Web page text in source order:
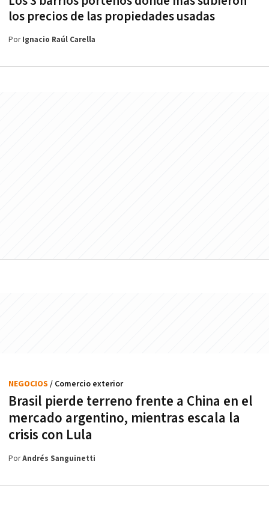
los precios de las propiedades usadas
PorIgnacio Raúl Carella
Brasil pierde terreno frente a China en el
mercado argentino, mientras escala la
crisis con Lula
NEGOCIOS / Comercio exterior
PorAndrés Sanguinetti